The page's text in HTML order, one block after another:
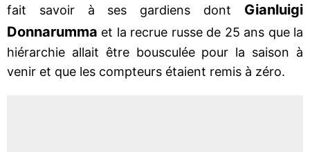
fait savoir à ses gardiens dont Gianluigi
Donnarumma et la recrue russe de 25 ans que la
hiérarchie allait être bousculée pour la saison à
venir et que les compteurs étaient remis à zéro.